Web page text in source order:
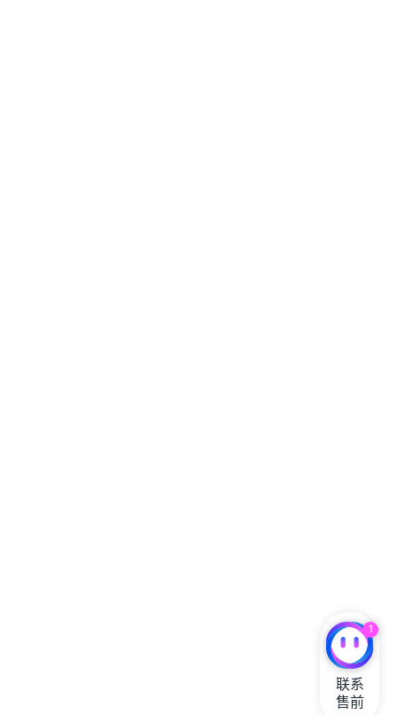
1
联系
售前